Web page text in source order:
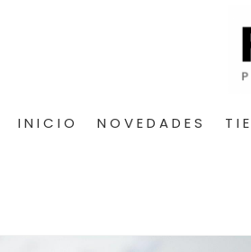
INICIO NOVEDADES